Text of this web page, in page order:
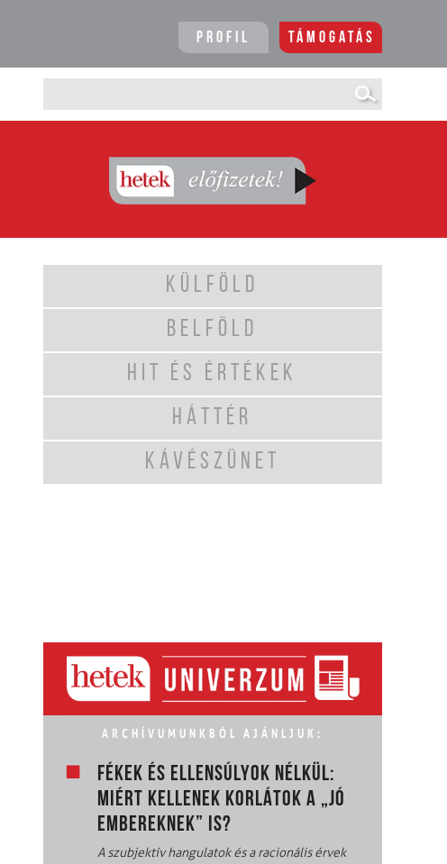
Profil Támogatás
KÜLFÖLD
BELFÖLD
HIT ÉS ÉRTÉKEK
HÁTTÉR
KÁVÉSZÜNET
ARCHÍVUMUNKBÓL AJÁNLJUK:
FÉKEK ÉS ELLENSÚLYOK NÉLKÜL:
MIÉRT KELLENEK KORLÁTOK A „JÓ
EMBEREKNEK” IS?
A szubjektív hangulatok és a racionális érvek